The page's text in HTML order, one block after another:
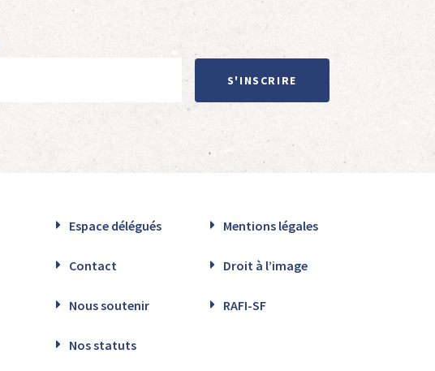
S'INSCRIRE
Espace délégués Mentions légales
Contact Droit à l’image
Nous soutenir RAFI-SF
Nos statuts